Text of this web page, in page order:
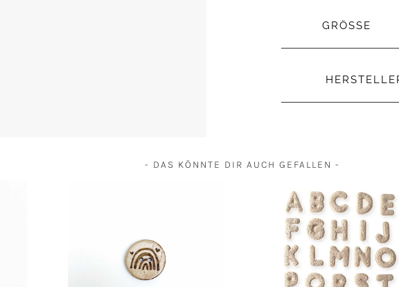
GRÖSSE
- DAS KÖNNTE DIR AUCH GEFALLEN -